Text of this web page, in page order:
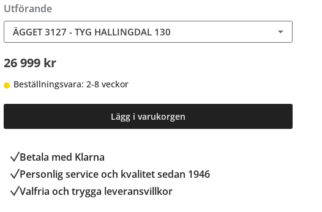
Utförande
ÄGGET 3127 - TYG HALLINGDAL 130
26 999 kr
Beställningsvara: 2-8 veckor
Lägg i varukorgen
Betala med Klarna
Personlig service och kvalitet sedan 1946
Valfria och trygga leveransvillkor